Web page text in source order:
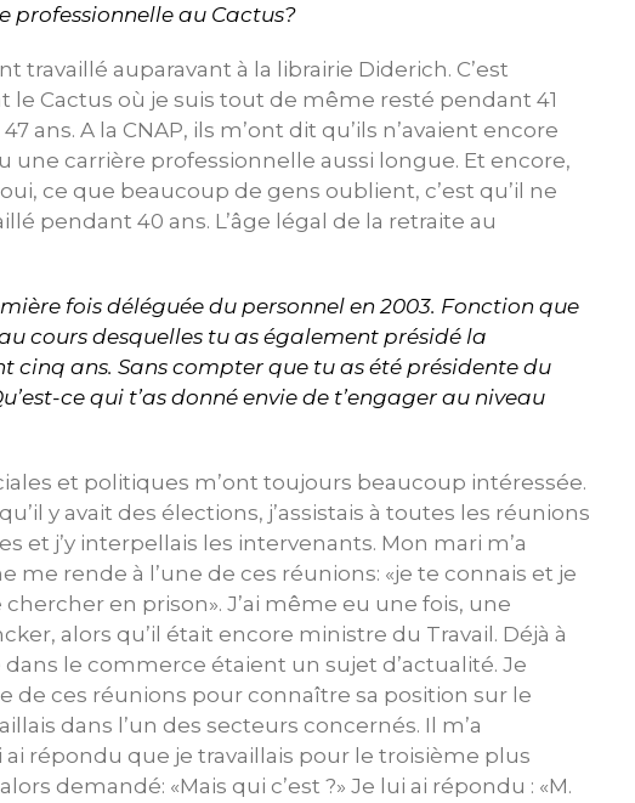
professionnelle au Cactus?
travaillé auparavant à la librairie Diderich. C’est
le Cactus où je suis tout de même resté pendant 41
ans. A la CNAP, ils m’ont dit qu’ils n’avaient encore
une carrière professionnelle aussi longue. Et encore,
ce que beaucoup de gens oublient, c’est qu’il ne
pendant 40 ans. L’âge légal de la retraite au
fois déléguée du personnel en 2003. Fonction que
cours desquelles tu as également présidé la
cinq ans. Sans compter que tu as été présidente du
ce qui t’as donné envie de t’engager au niveau
et politiques m’ont toujours beaucoup intéressée.
y avait des élections, j’assistais à toutes les réunions
et j’y interpellais les intervenants. Mon mari m’a
me rende à l’une de ces réunions: «je te connais et je
en prison». J’ai même eu une fois, une
alors qu’il était encore ministre du Travail. Déjà à
dans le commerce étaient un sujet d’actualité. Je
de ces réunions pour connaître sa position sur le
dans l’un des secteurs concernés. Il m’a
ai répondu que je travaillais pour le troisième plus
demandé: «Mais qui c’est ?» Je lui ai répondu : «M.